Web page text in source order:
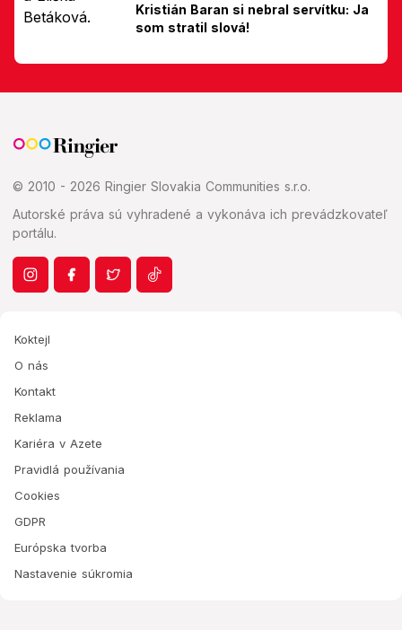
Kristián Baran si nebral servítku: Ja
som stratil slová!
© 2010 - 2026 Ringier Slovakia Communities s.r.o.
Autorské práva sú vyhradené a vykonáva ich prevádzkovateľ
portálu.
Koktejl
O nás
Kontakt
Reklama
Kariéra v Azete
Pravidlá používania
Cookies
GDPR
Európska tvorba
Nastavenie súkromia